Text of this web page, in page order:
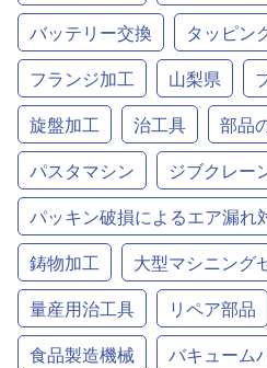
バッテリー交換
タッピン
フランジ加工
山梨県
旋盤加工
治工具 部品
パスタマシン
ジブクレー
パッキン破損によるエア漏れ
鋳物加工
大型マシニング
量産用治工具
リペア部品
食品製造機械
バキューム